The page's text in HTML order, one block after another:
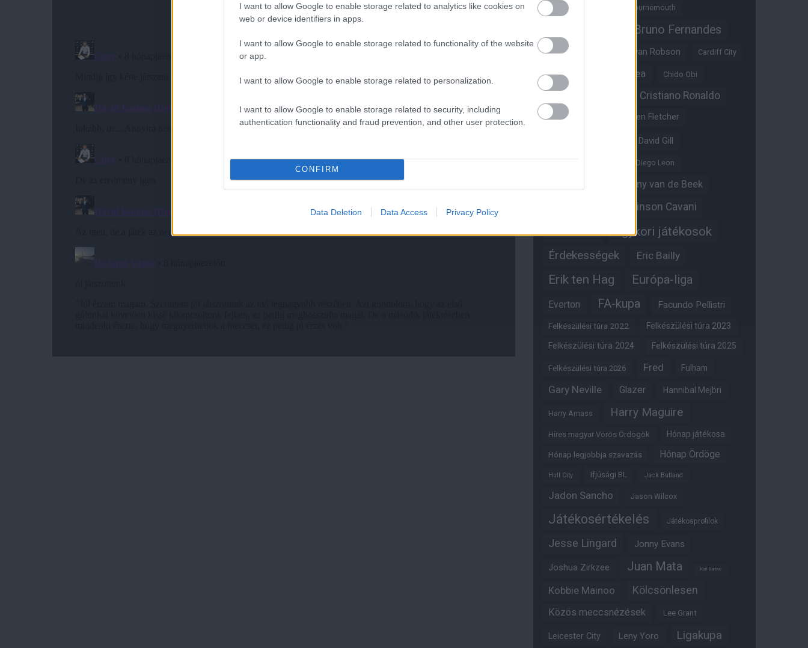
I want to allow Google to enable storage related to analytics like cookies on
web or device identifiers in apps.
I want to allow Google to enable storage related to functionality of the website
or app.
I want to allow Google to enable storage related to personalization.
I want to allow Google to enable storage related to security, including
authentication functionality and fraud prevention, and other user protection.
CONFIRM
Data Deletion Data Access Privacy Policy
Benjamin Sesko Bournemouth
Bruno Fernandes
Bryan Mbeumo Bryan Robson Cardiff City
Casemiro Chelsea Chido Obi
Cristiano Ronaldo
Crystal Palace Darren Fletcher
David Gill
Dean Henderson Diego Leon
Donny van de Beek
Edinson Cavani
Edzői stáb Egykori játékosok
Érdekességek Eric Bailly
Erik ten Hag Európa-liga
Everton FA-kupa Facundo Pellistri
Felkészülési túra 2022 Felkészülési túra 2023
Felkészülési túra 2024 Felkészülési túra 2025
Felkészülési túra 2026 Fred Fulham
Gary Neville Glazer Hannibal Mejbri
Harry Amass Harry Maguire
Híres magyar Vörös Ördögök Hónap játékosa
Hónap legjobbja szavazás Hónap Ördöge
Hull City Ifjúsági BL Jack Butland
Jadon Sancho Jason Wilcox
Játékosértékelés Játékosprofilok
Jesse Lingard Jonny Evans
Joshua Zirkzee Juan Mata Karl Darlow
Kobbie Mainoo Kölcsönlesen
Közös meccsnézések Lee Grant
Leicester City Leny Yoro Ligakupa